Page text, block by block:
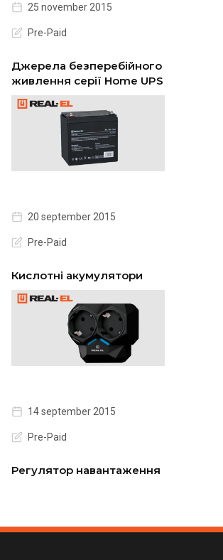
25 november 2015
Pre-Paid
Джерела безперебійного
живлення серії Home UPS
20 september 2015
Pre-Paid
Кислотні акумулятори
14 september 2015
Pre-Paid
Регулятор навантаження